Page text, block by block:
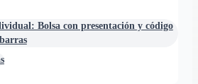
Bolsa con presentación y código